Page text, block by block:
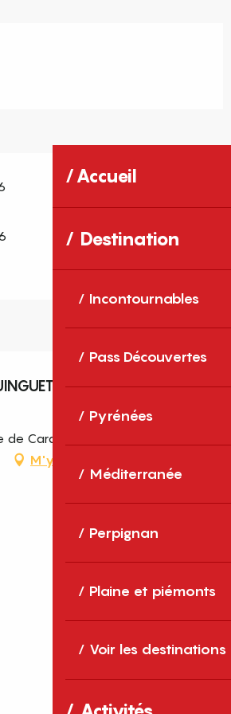
Accueil
Destination
Incontournables
Pass Découvertes
Pyrénées
Méditerranée
Perpignan
Plaine et piémonts
Voir les destinations
DE TREMOINE -
de Caramany, Rasiguères
M'y rendre